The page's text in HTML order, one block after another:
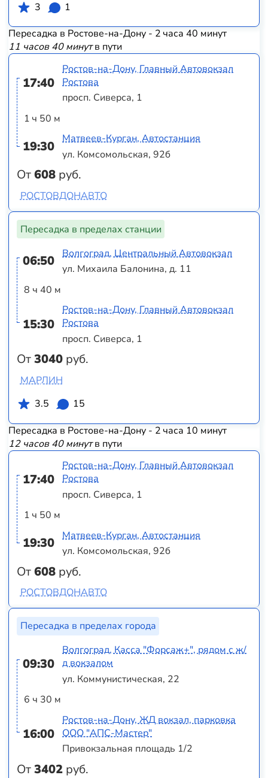
3
1
Пересадка в Ростове-на-Дону - 2 часа 40 минут
11 часов 40 минутв пути
17:40
1 ч 50 м
19:30
От608 руб.
Ростов-на-Дону, Главный Автовокзал
Ростова
просп. Сиверса, 1
Матвеев-Курган, Автостанция
ул. Комсомольская, 92б
РОСТОВДОНАВТО
Пересадка в пределах станции
06:50
8 ч 40 м
15:30
От3040 руб.
Волгоград, Центральный Автовокзал
ул. Михаила Балонина, д. 11
Ростов-на-Дону, Главный Автовокзал
Ростова
просп. Сиверса, 1
МАРЛИН
3.5
15
Пересадка в Ростове-на-Дону - 2 часа 10 минут
12 часов 40 минутв пути
17:40
1 ч 50 м
19:30
От608 руб.
Ростов-на-Дону, Главный Автовокзал
Ростова
просп. Сиверса, 1
Матвеев-Курган, Автостанция
ул. Комсомольская, 92б
РОСТОВДОНАВТО
Пересадка в пределах города
09:30
6 ч 30 м
16:00
От3402 руб.
Волгоград, Касса "Форсаж+", рядом с ж/
д вокзалом
ул. Коммунистическая, 22
Ростов-на-Дону, ЖД вокзал, парковка
ООО "АПС-Мастер"
Привокзальная площадь 1/2